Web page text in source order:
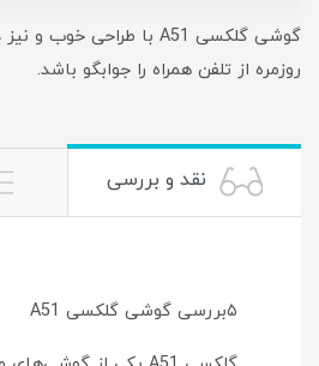
روزمره از تلفن همراه را جوابگو باشد.
نقد و بررسی
۵بررسی گوشی گلکسی A51